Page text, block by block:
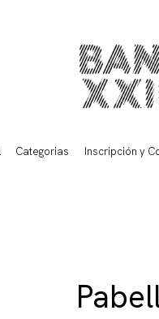
Categorias Inscripción y